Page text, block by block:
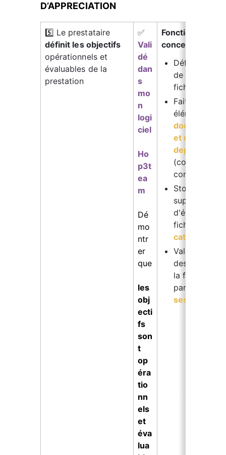
D’APPRECIATION
5️⃣ Le prestataire
définit les objectifs
opérationnels et
évaluables de la
prestation
✅
Vali
dé
dan
s
mo
n
logi
ciel
Ho
p3t
ea
m
Dé
mo
ntr
er
que
les
obj
ecti
fs
son
t
op
éra
tio
nn
els
et
éva
lua
Fonctionnalités
concernées :
Définissez
de la
fiche
Faites
éléments
documents
et mis à
depuis la
(contrats,
Stockez
support(s)
d'évaluation
fiche
catalogue
Validez
des
la fiche des
participants
session